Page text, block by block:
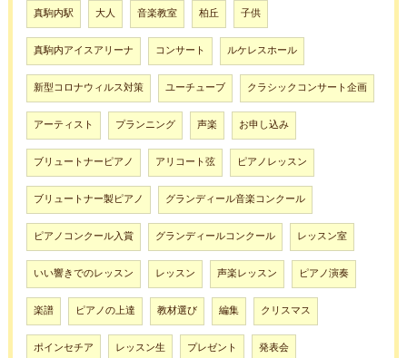
真駒内駅 大人 音楽教室 柏丘 子供
真駒内アイスアリーナ コンサート ルケレスホール
新型コロナウィルス対策 ユーチューブ クラシックコンサート企画
アーティスト プランニング 声楽 お申し込み
ブリュートナーピアノ アリコート弦 ピアノレッスン
ブリュートナー製ピアノ グランディール音楽コンクール
ピアノコンクール入賞 グランディールコンクール レッスン室
いい響きでのレッスン レッスン 声楽レッスン ピアノ演奏
楽譜 ピアノの上達 教材選び 編集 クリスマス
ポインセチア レッスン生 プレゼント 発表会